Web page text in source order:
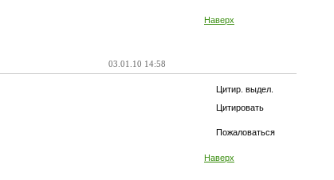
Наверх
03.01.10 14:58
Цитир. выдел.
Цитировать
Пожаловаться
Наверх